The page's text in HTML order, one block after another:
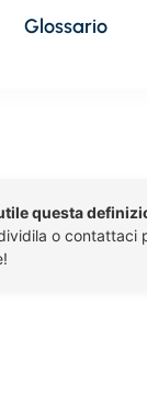
Glossario
questa
o contattaci